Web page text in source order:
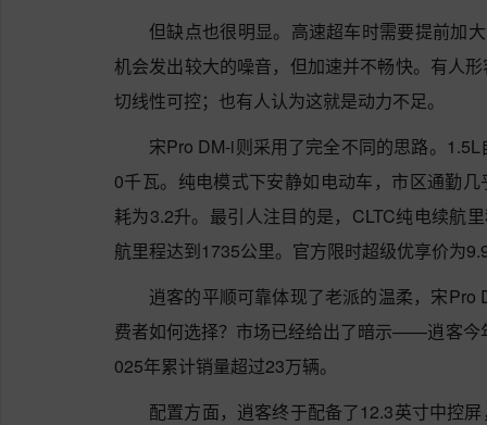
但缺点也很明显。高速超车时需要提前加
机会发出较大的噪音，但加速并不畅快。有人
切线性可控；也有人认为这就是动力不足。
宋Pro DM-i则采用了完全不同的思路。
0千瓦。纯电模式下安静如电动车，市区通勤
耗为3.2升。最引人注目的是，CLTC纯电续航
航里程达到1735公里。官方限时超级优享价为
逍客的平顺可靠体现了老派的温柔，宋
费者如何选择？市场已经给出了暗示——逍客今
025年累计销量超过23万辆。
配置方面，逍客终于配备了12.3英寸中控